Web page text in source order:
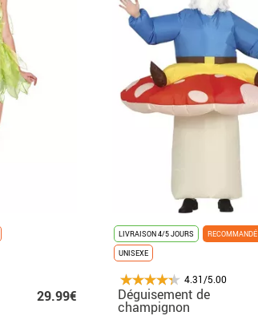
29.99€
LIVRAISON 4/5 JOURS
RECOMMANDÉ
UNISEXE
4.31/5.00
Déguisement de
champignon
gonflable avec nain